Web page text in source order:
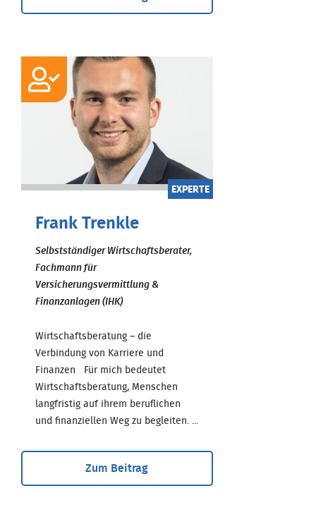
EXPERTE
Frank Trenkle
Selbstständiger Wirtschaftsberater,
Fachmann für
Versicherungsvermittlung &
Finanzanlagen (IHK)
Wirtschaftsberatung – die
Verbindung von Karriere und
Finanzen Für mich bedeutet
Wirtschaftsberatung, Menschen
langfristig auf ihrem beruflichen
und finanziellen Weg zu begleiten. ...
Zum Beitrag